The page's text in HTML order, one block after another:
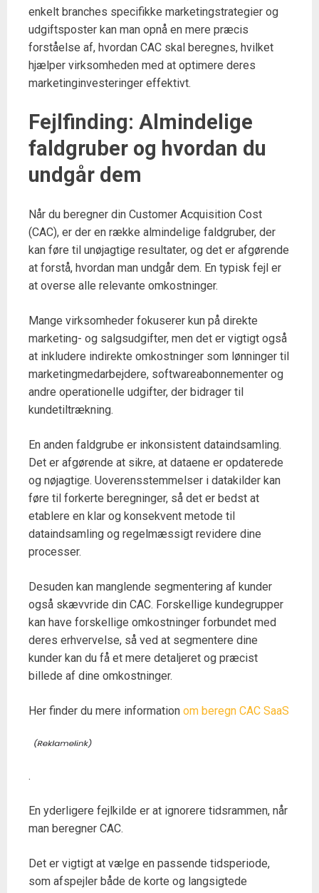
enkelt branches specifikke marketingstrategier og
udgiftsposter kan man opnå en mere præcis
forståelse af, hvordan CAC skal beregnes, hvilket
hjælper virksomheden med at optimere deres
marketinginvesteringer effektivt.
Fejlfinding: Almindelige
faldgruber og hvordan du
undgår dem
Når du beregner din Customer Acquisition Cost
(CAC), er der en række almindelige faldgruber, der
kan føre til unøjagtige resultater, og det er afgørende
at forstå, hvordan man undgår dem. En typisk fejl er
at overse alle relevante omkostninger.
Mange virksomheder fokuserer kun på direkte
marketing- og salgsudgifter, men det er vigtigt også
at inkludere indirekte omkostninger som lønninger til
marketingmedarbejdere, softwareabonnementer og
andre operationelle udgifter, der bidrager til
kundetiltrækning.
En anden faldgrube er inkonsistent dataindsamling.
Det er afgørende at sikre, at dataene er opdaterede
og nøjagtige. Uoverensstemmelser i datakilder kan
føre til forkerte beregninger, så det er bedst at
etablere en klar og konsekvent metode til
dataindsamling og regelmæssigt revidere dine
processer.
Desuden kan manglende segmentering af kunder
også skævvride din CAC. Forskellige kundegrupper
kan have forskellige omkostninger forbundet med
deres erhvervelse, så ved at segmentere dine
kunder kan du få et mere detaljeret og præcist
billede af dine omkostninger.
Her finder du mere information om beregn CAC SaaS
.
En yderligere fejlkilde er at ignorere tidsrammen, når
man beregner CAC.
Det er vigtigt at vælge en passende tidsperiode,
som afspejler både de korte og langsigtede